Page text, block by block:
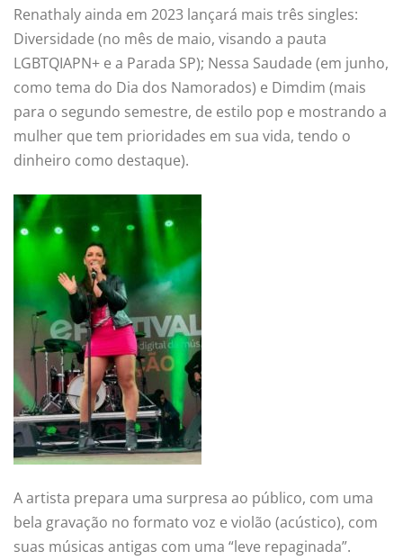
Renathaly ainda em 2023 lançará mais três singles:
Diversidade (no mês de maio, visando a pauta
LGBTQIAPN+ e a Parada SP); Nessa Saudade (em junho,
como tema do Dia dos Namorados) e Dimdim (mais
para o segundo semestre, de estilo pop e mostrando a
mulher que tem prioridades em sua vida, tendo o
dinheiro como destaque).
A artista prepara uma surpresa ao público, com uma
bela gravação no formato voz e violão (acústico), com
suas músicas antigas com uma “leve repaginada”.